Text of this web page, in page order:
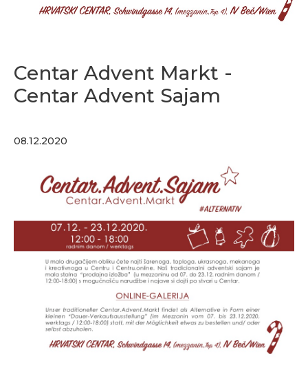
Centar Advent Markt -
Centar Advent Sajam
08.12.2020